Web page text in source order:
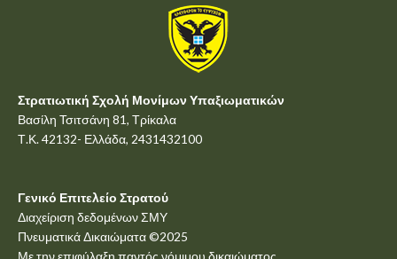
Στρατιωτική Σχολή Μονίμων Υπαξιωματικών
Βασίλη Τσιτσάνη 81, Τρίκαλα
Τ.Κ. 42132- Ελλάδα, 2431432100
Γενικό Επιτελείο Στρατού
Διαχείριση δεδομένων ΣΜΥ
Πνευματικά Δικαιώματα ©2025